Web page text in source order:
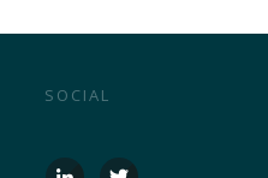
SOCIAL